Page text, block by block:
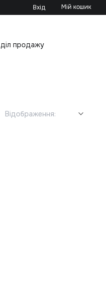
Вхід Мій кошик
продажу
Відображення: